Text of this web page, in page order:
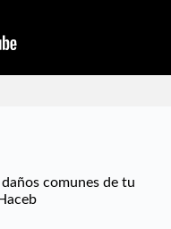
comunes de tu